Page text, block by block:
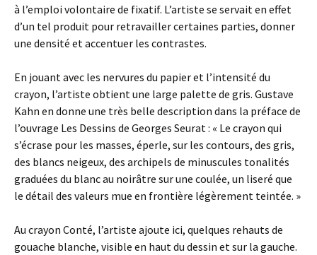
à l’emploi volontaire de fixatif. L’artiste se servait en effet
d’un tel produit pour retravailler certaines parties, donner
une densité et accentuer les contrastes.
En jouant avec les nervures du papier et l’intensité du
crayon, l’artiste obtient une large palette de gris. Gustave
Kahn en donne une très belle description dans la préface de
l’ouvrage Les Dessins de Georges Seurat : « Le crayon qui
s’écrase pour les masses, éperle, sur les contours, des gris,
des blancs neigeux, des archipels de minuscules tonalités
graduées du blanc au noirâtre sur une coulée, un liseré que
le détail des valeurs mue en frontière légèrement teintée. »
Au crayon Conté, l’artiste ajoute ici, quelques rehauts de
gouache blanche, visible en haut du dessin et sur la gauche.